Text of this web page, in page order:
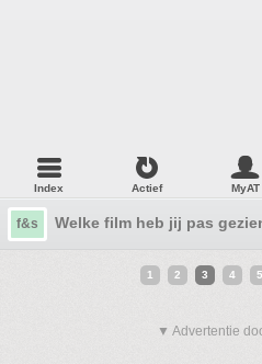
Index Actief MyAT
f&s Welke film heb jij pas
1 2 3 4 5
▼ Advertentie